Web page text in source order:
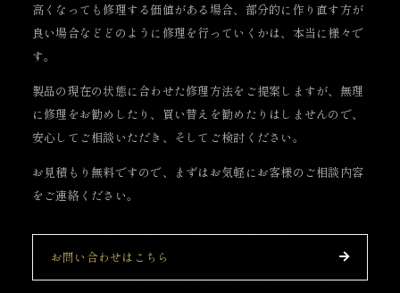
高くなっても修理する価値がある場合、部分的に作り直す方が
良い場合などどのように修理を行っていくかは、本当に様々で
す。
製品の現在の状態に合わせた修理方法をご提案しますが、無理
に修理をお勧めしたり、買い替えを勧めたりはしませんので、
安心してご相談いただき、そしてご検討ください。
お見積もり無料ですので、まずはお気軽にお客様のご相談内容
をご連絡ください。
お問い合わせはこちら